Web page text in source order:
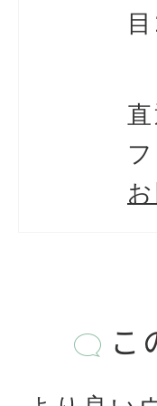
こ